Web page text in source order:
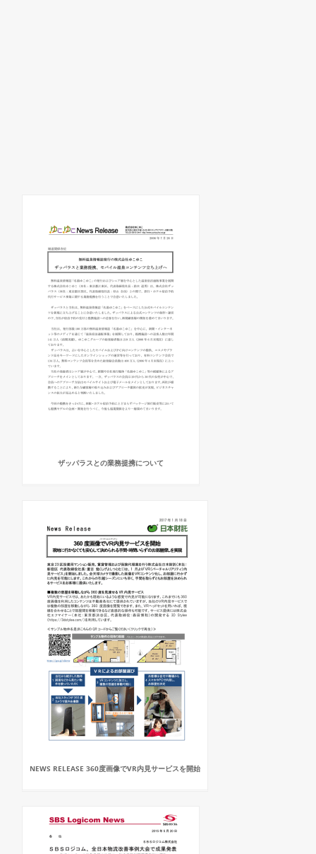
ザッパラスとの業務提携について
NEWS RELEASE 360度画像でVR内見サービスを開始